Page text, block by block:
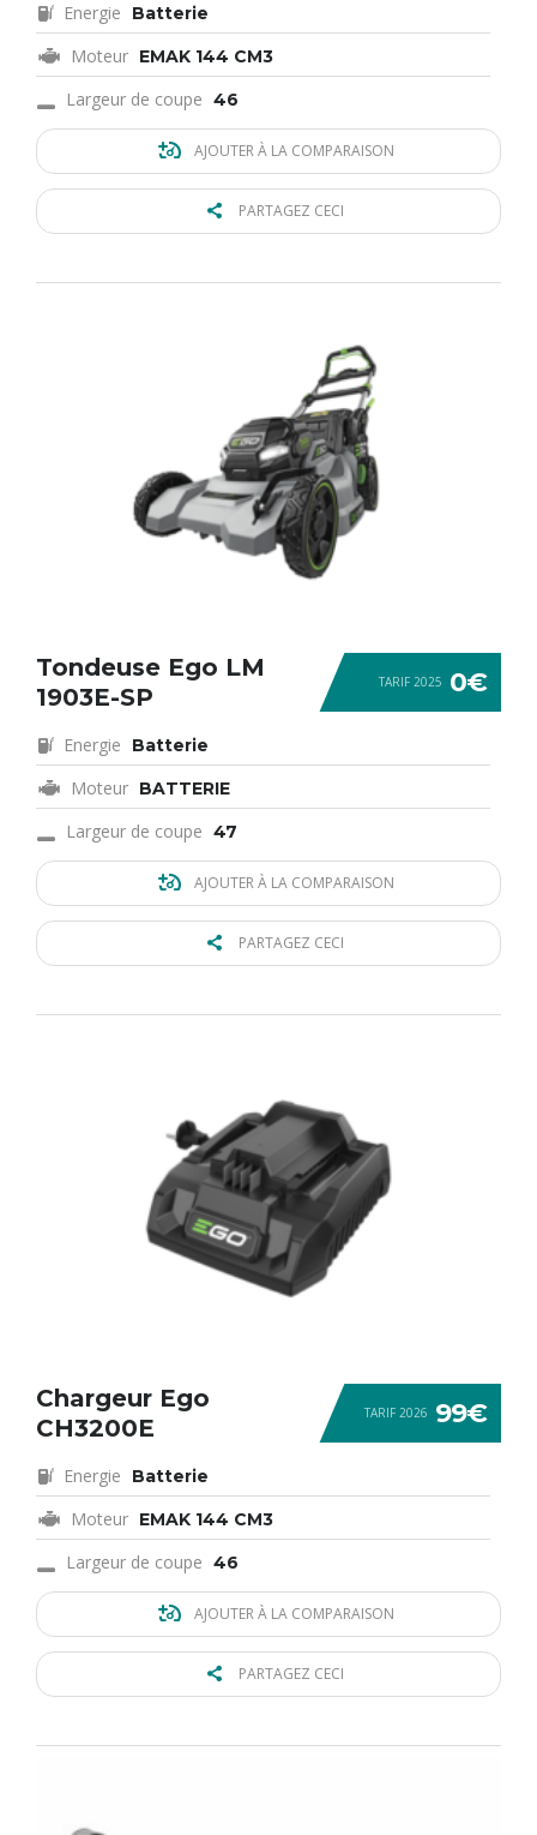
Energie Batterie
Moteur EMAK 144 CM3
Largeur de coupe 46
AJOUTER À LA COMPARAISON
PARTAGEZ CECI
TARIF 2025 0€
Tondeuse Ego LM
1903E-SP
Energie Batterie
Moteur BATTERIE
Largeur de coupe 47
AJOUTER À LA COMPARAISON
PARTAGEZ CECI
TARIF 2026 99€
Chargeur Ego
CH3200E
Energie Batterie
Moteur EMAK 144 CM3
Largeur de coupe 46
AJOUTER À LA COMPARAISON
PARTAGEZ CECI